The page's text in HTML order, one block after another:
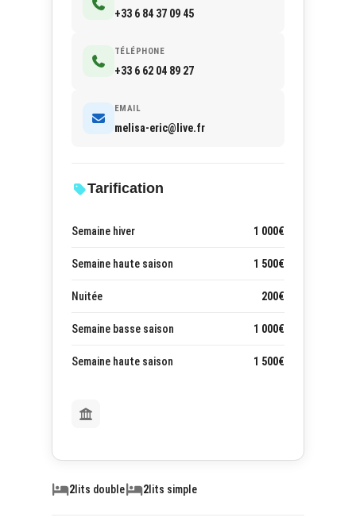
2 lits double 2lits simple
+33 6 84 37 09 45
TÉLÉPHONE
+33 6 62 04 89 27
EMAIL
melisa-eric@live.fr
Tarification
Semaine hiver 1 000€
Semaine haute saison 1 500€
Nuitée 200€
Semaine basse saison 1 000€
Semaine haute saison 1 500€